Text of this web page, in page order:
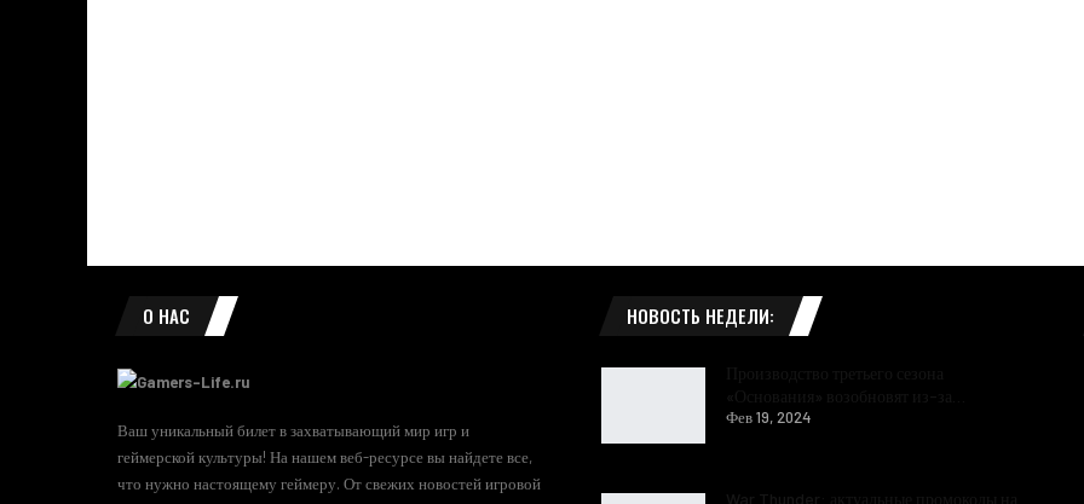
О НАС
Ваш уникальный билет в захватывающий мир игр и
геймерской культуры! На нашем веб-ресурсе вы найдете все,
что нужно настоящему геймеру. От свежих новостей игровой
НОВОСТЬ НЕДЕЛИ:
Фев 19, 2024